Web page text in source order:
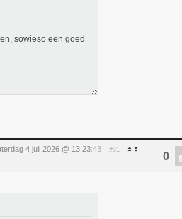
sowieso een goed
4 juli 2026 @ 13:23:43 #31